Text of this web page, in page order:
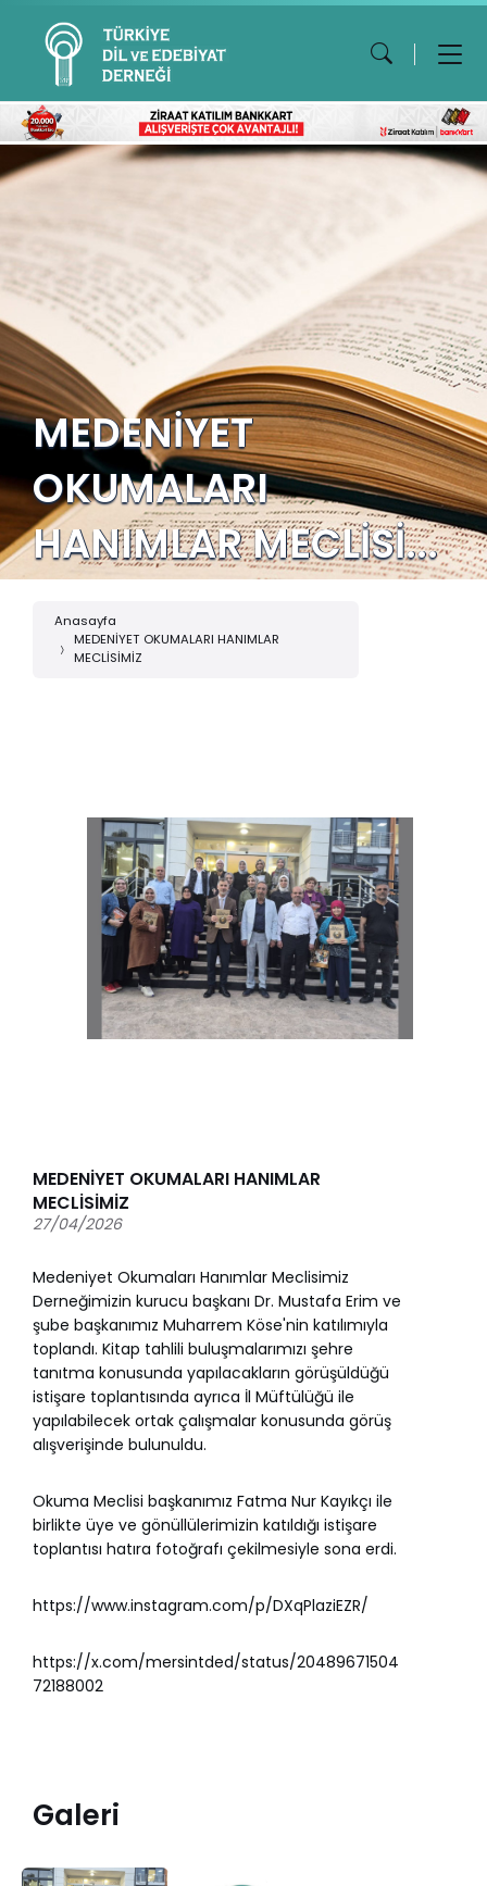
MEDENİYET
OKUMALARI
HANIMLAR MECLİSİ...
Anasayfa
MEDENİYET OKUMALARI HANIMLAR
MECLİSİMİZ
MEDENİYET OKUMALARI HANIMLAR
MECLİSİMİZ
27/04/2026
Medeniyet Okumaları Hanımlar Meclisimiz
Derneğimizin kurucu başkanı Dr. Mustafa Erim ve
şube başkanımız Muharrem Köse'nin katılımıyla
toplandı. Kitap tahlili buluşmalarımızı şehre
tanıtma konusunda yapılacakların görüşüldüğü
istişare toplantısında ayrıca İl Müftülüğü ile
yapılabilecek ortak çalışmalar konusunda görüş
alışverişinde bulunuldu.
Okuma Meclisi başkanımız Fatma Nur Kayıkçı ile
birlikte üye ve gönüllülerimizin katıldığı istişare
toplantısı hatıra fotoğrafı çekilmesiyle sona erdi.
https://www.instagram.com/p/DXqPlaziEZR/
https://x.com/mersintded/status/20489671504
72188002
Galeri